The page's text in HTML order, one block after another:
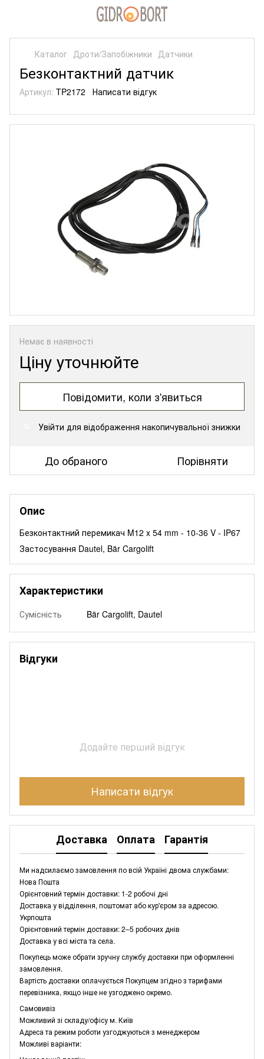
Каталог Дроти/Запобіжники Датчики
Безконтактний датчик
Артикул: TP2172 Написати відгук
Немає в наявності
Ціну уточнюйте
Повідомити, коли з'явиться
Увійти для відображення накопичувальної знижки
До обраного Порівняти
Опис
Безконтактний перемикач M12 x 54 mm - 10-36 V - IP67
Застосування Dautel, Bär Cargolift
Характеристики
Сумісність Bär Cargolift, Dautel
Відгуки
Додайте перший відгук
Написати відгук
Доставка Оплата Гарантія
Ми надсилаємо замовлення по всій Україні двома службами:
Нова Пошта
Орієнтовний термін доставки: 1-2 робочі дні
Доставка у відділення, поштомат або кур'єром за адресою.
Укрпошта
Орієнтовний термін доставки: 2–5 робочих днів
Доставка у всі міста та села.
Покупець може обрати зручну службу доставки при оформленні
замовлення.
Вартість доставки оплачується Покупцем згідно з тарифами
перевізника, якщо інше не узгоджено окремо.
Самовивіз
Можливий зі складу/офісу м. Київ
Адреса та режим роботи узгоджуються з менеджером
Можливі варіанти: